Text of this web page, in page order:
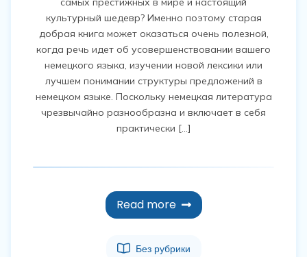
культурный шедевр? Именно поэтому старая
добрая книга может оказаться очень полезной,
когда речь идет об усовершенствовании вашего
немецкого языка, изучении новой лексики или
лучшем понимании структуры предложений в
немецком языке. Поскольку немецкая литература
чрезвычайно разнообразна и включает в себя
практически […]
Read more
Без рубрики